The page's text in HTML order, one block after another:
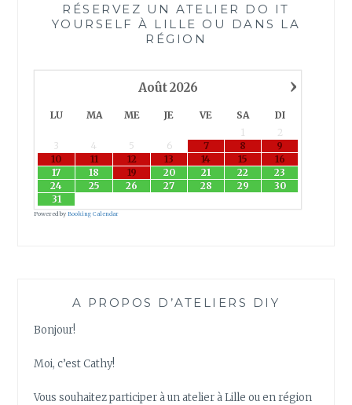
RÉSERVEZ UN ATELIER DO IT
YOURSELF À LILLE OU DANS LA
RÉGION
›
Août2026
LU MA ME JE VE SA
DI
1
2
3
4 5 6 7 8
9
10
11 12 13 14 15
16
17
18 19 20 21 22
23
24
25 26 27 28 29
30
31
Powered byBooking Calendar
A PROPOS D’ATELIERS DIY
Bonjour!
Moi, c’est Cathy!
Vous souhaitez participer à un atelier à Lille ou en région